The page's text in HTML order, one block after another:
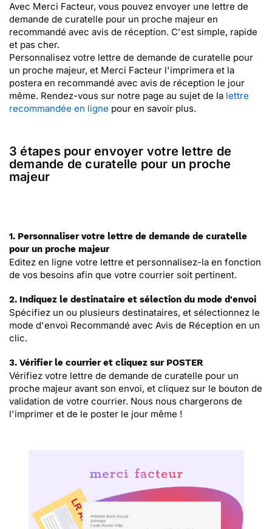
Avec Merci Facteur, vous pouvez envoyer une lettre de
demande de curatelle pour un proche majeur en
recommandé avec avis de réception. C'est simple, rapide
et pas cher.
Personnalisez votre lettre de demande de curatelle pour
un proche majeur, et Merci Facteur l'imprimera et la
postera en recommandé avec avis de réception le jour
même. Rendez-vous sur notre page au sujet de la lettre
recommandée en ligne pour en savoir plus.
3 étapes pour envoyer votre lettre de
demande de curatelle pour un proche
majeur
1. Personnaliser votre lettre de demande de curatelle
pour un proche majeur
Editez en ligne votre lettre et personnalisez-la en fonction
de vos besoins afin que votre courrier soit pertinent.
2. Indiquez le destinataire et sélection du mode d'envoi
Spécifiez un ou plusieurs destinataires, et sélectionnez le
mode d'envoi Recommandé avec Avis de Réception en un
clic.
3. Vérifier le courrier et cliquez sur POSTER
Vérifiez votre lettre de demande de curatelle pour un
proche majeur avant son envoi, et cliquez sur le bouton de
validation de votre courrier. Nous nous chargerons de
l'imprimer et de le poster le jour même !